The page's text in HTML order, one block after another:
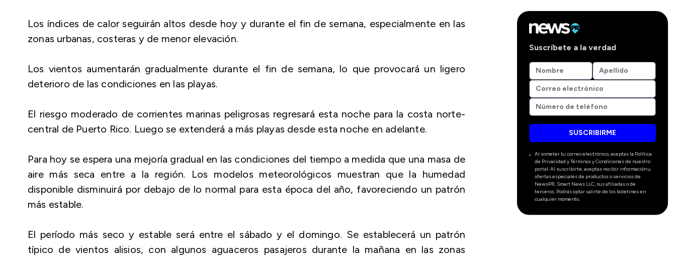
Los índices de calor seguirán altos desde hoy y durante el fin de semana, especialmente en las
zonas urbanas, costeras y de menor elevación.
Los vientos aumentarán gradualmente durante el fin de semana, lo que provocará un ligero
deterioro de las condiciones en las playas.
El riesgo moderado de corrientes marinas peligrosas regresará esta noche para la costa norte-
central de Puerto Rico. Luego se extenderá a más playas desde esta noche en adelante.
Para hoy se espera una mejoría gradual en las condiciones del tiempo a medida que una masa de
aire más seca entre a la región. Los modelos meteorológicos muestran que la humedad
disponible disminuirá por debajo de lo normal para esta época del año, favoreciendo un patrón
más estable.
El período más seco y estable será entre el sábado y el domingo. Se establecerá un patrón
típico de vientos alisios, con algunos aguaceros pasajeros durante la mañana en las zonas
Suscríbete a la verdad
SUSCRIBIRME
Al someter tu correo electrónico, aceptas la Política
de Privacidad y Términos y Condiciones de nuestro
portal. Al suscribirte, aceptas recibir información u
ofertas especiales de productos o servicios de
NewsPR, Smart News LLC, sus afiliadas o de
terceros. Podrás optar salirte de los boletines en
cualquier momento.